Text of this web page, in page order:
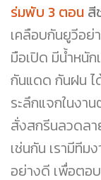
ร่มพับ 3 ตอน สี
เคลือบกันยูวีอย่
มือเปิด มีน้ำหนั
กันแดด กันฝน ไ
ระลึกแจกในงา
สั่งสกรีนลวดล
เช่นกัน เรามีทีม
อย่างดี เพื่อตอ